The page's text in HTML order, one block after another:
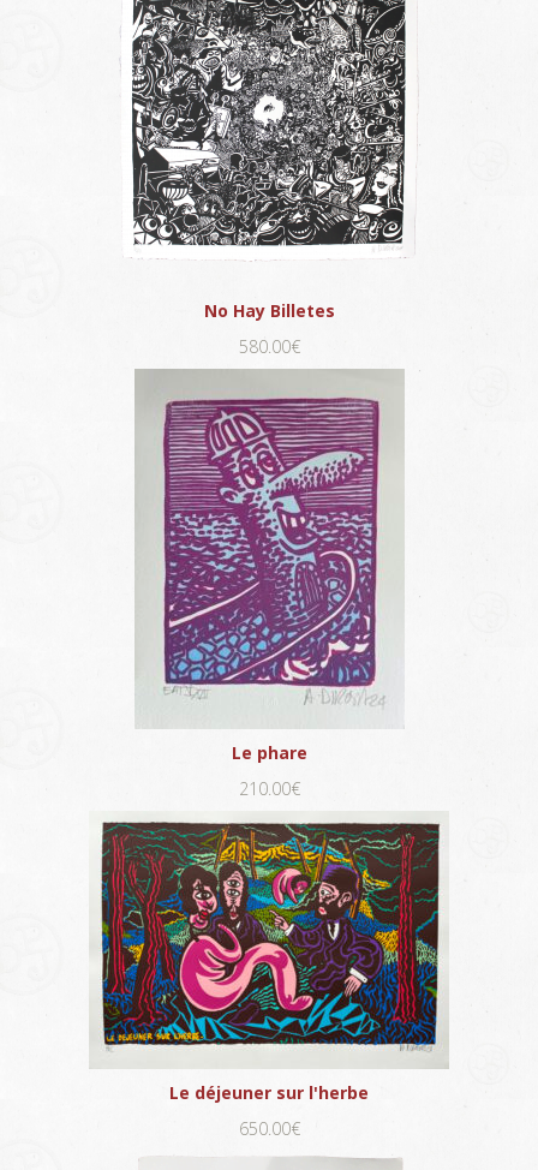
No Hay Billetes
580.00€
Le phare
210.00€
Le déjeuner sur l'herbe
650.00€